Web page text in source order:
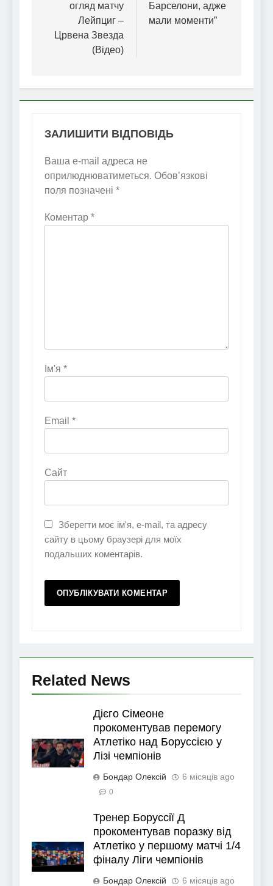
огляд матчу
Лейпциг –
Црвена Звезда
(Відео)
Барселони, адже
мали моменти”
ЗАЛИШИТИ ВІДПОВІДЬ
Ваша e-mail адреса не
оприлюднюватиметься. Обов’язкові
поля позначені *
Коментар *
Ім'я *
Email *
Сайт
Зберегти моє ім'я, e-mail, та адресу
сайту в цьому браузері для моїх
подальших коментарів.
Related News
Дієго Сімеоне
прокоментував перемогу
Атлетіко над Боруссією у
Лізі чемпіонів
Бондар Олексій 6 місяців ago
0
Тренер Боруссії Д
прокоментував поразку від
Атлетіко у першому матчі 1/4
фіналу Ліги чемпіонів
Бондар Олексій 6 місяців ago